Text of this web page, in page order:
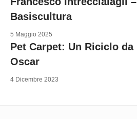
Basiscultura
5 Maggio 2025
Pet Carpet: Un Riciclo da
Oscar
4 Dicembre 2023